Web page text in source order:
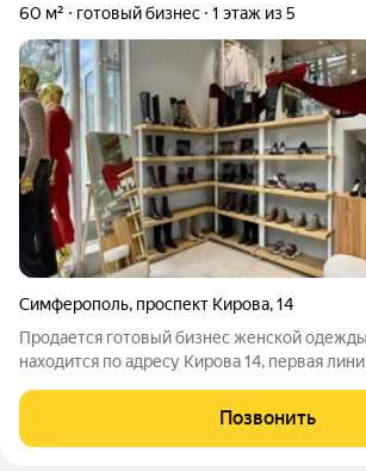
60 м² готовый бизнес 1 этаж из 5
Симферополь, проспект Кирова,14
Продается готовый бизнес женской
находится по адресу Кирова 14, первая
поставщики. Готовый бизнес: заходи и
находиться в аренде. В магазине сделан
Позвонить